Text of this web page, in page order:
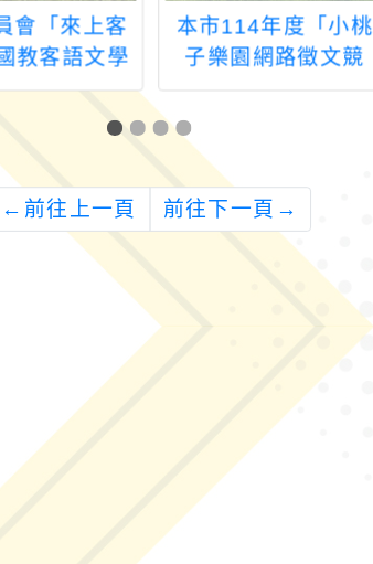
會「來上客
教客語文學
站」全國競
本市114年度「小桃
子樂園網路徵文競
← 前往上一頁 前往下一頁 →